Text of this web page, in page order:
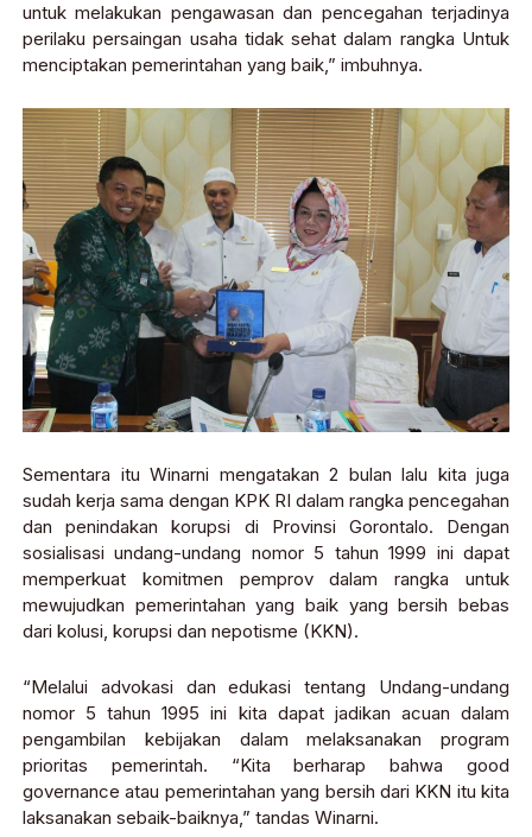
untuk melakukan pengawasan dan pencegahan terjadinya
perilaku persaingan usaha tidak sehat dalam rangka Untuk
menciptakan pemerintahan yang baik,” imbuhnya.
Sementara itu Winarni mengatakan 2 bulan lalu kita juga
sudah kerja sama dengan KPK RI dalam rangka pencegahan
dan penindakan korupsi di Provinsi Gorontalo. Dengan
sosialisasi undang-undang nomor 5 tahun 1999 ini dapat
memperkuat komitmen pemprov dalam rangka untuk
mewujudkan pemerintahan yang baik yang bersih bebas
dari kolusi, korupsi dan nepotisme (KKN).
“Melalui advokasi dan edukasi tentang Undang-undang
nomor 5 tahun 1995 ini kita dapat jadikan acuan dalam
pengambilan kebijakan dalam melaksanakan program
prioritas pemerintah. “Kita berharap bahwa good
governance atau pemerintahan yang bersih dari KKN itu kita
laksanakan sebaik-baiknya,” tandas Winarni.